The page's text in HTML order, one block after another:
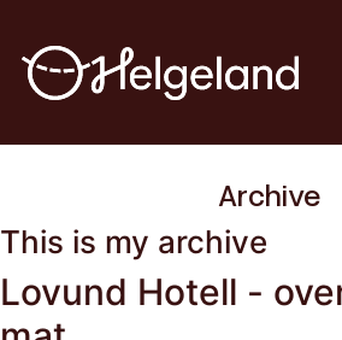
Archive
This is my archive
Lovund Hotell -